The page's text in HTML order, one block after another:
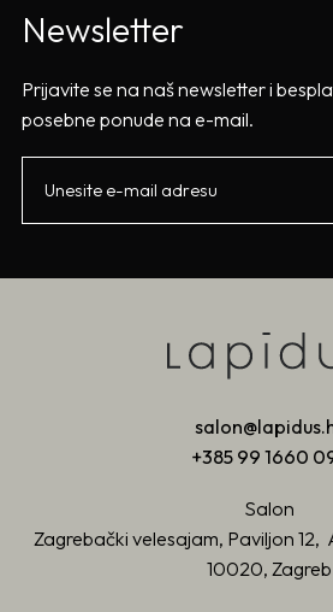
Newsletter
Prijavite se na naš newsletter i
posebne ponude na e-mail.
+385 99 1660
Salon
Zagrebački velesajam, Paviljon 12,
10020, Zagreb